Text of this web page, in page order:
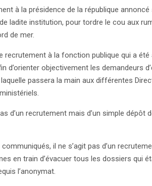
à la présidence de la république
ladite institution, pour tordre le cou aux
de mer.
recrutement à la fonction publique qui a
d’orienter objectivement les demandeurs
passera la main aux différentes
d’un recrutement mais d’un simple
il ne s’agit pas d’un
en train d’évacuer tous les dossiers qui
l’anonymat.